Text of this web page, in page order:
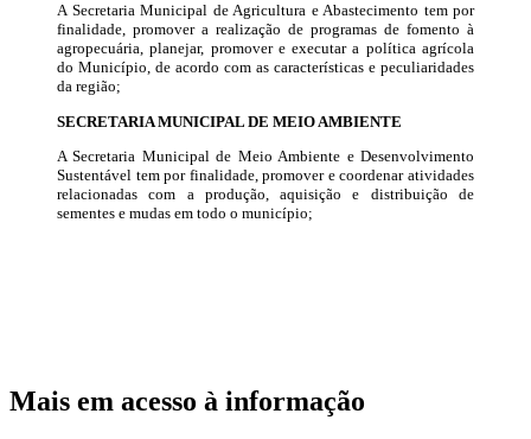
A Secretaria Municipal de Agricultura e Abastecimento tem por
finalidade, promover a realização de programas de fomento à
agropecuária, planejar, promover e executar a política agrícola
do Município, de acordo com as características e peculiaridades
da região;
SECRETARIA MUNICIPAL DE MEIO AMBIENTE
A Secretaria Municipal de Meio Ambiente e Desenvolvimento
Sustentável tem por finalidade, promover e coordenar atividades
relacionadas com a produção, aquisição e distribuição de
sementes e mudas em todo o município;
Mais em acesso à informação